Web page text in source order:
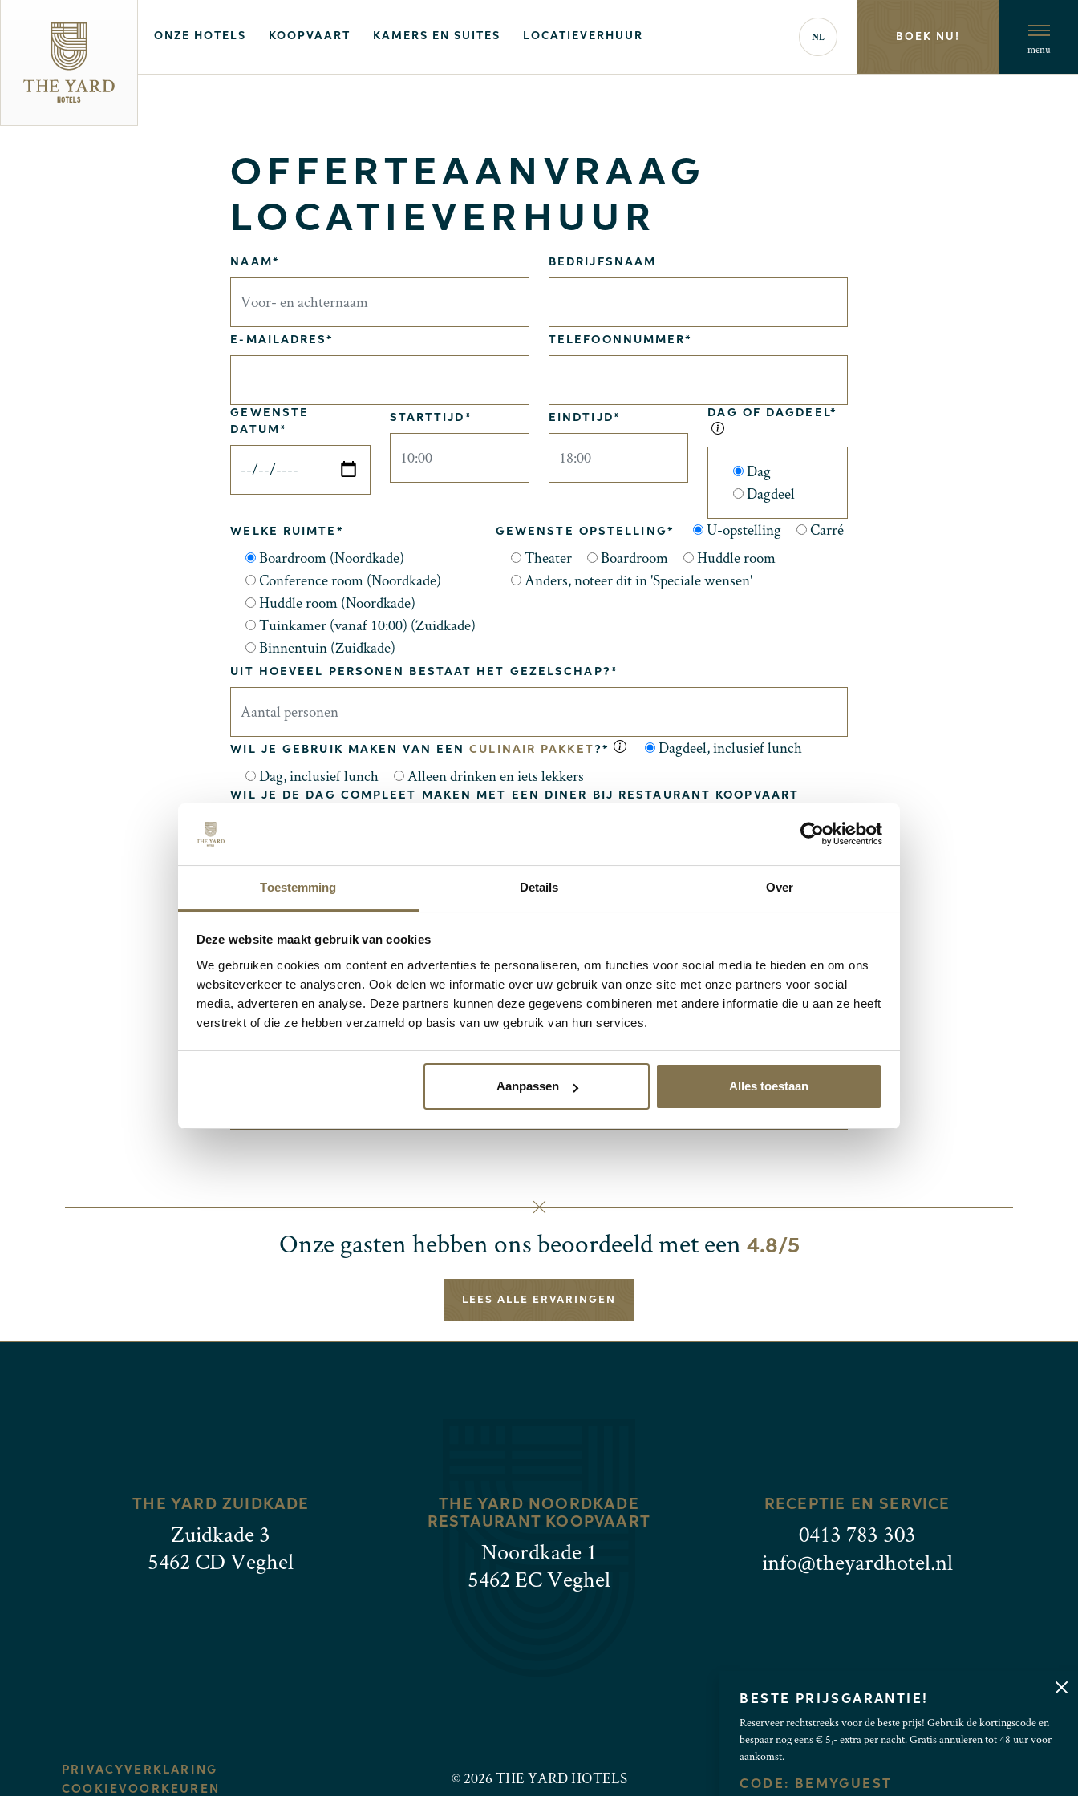
Toestemming Details Over
Deze website maakt gebruik van cookies
We gebruiken cookies om content en advertenties te personaliseren, om functies voor social media te bieden en om ons
websiteverkeer te analyseren. Ook delen we informatie over uw gebruik van onze site met onze partners voor social
media, adverteren en analyse. Deze partners kunnen deze gegevens combineren met andere informatie die u aan ze heeft
verstrekt of die ze hebben verzameld op basis van uw gebruik van hun services.
Aanpassen Alles toestaan
ONZE HOTELS KOOPVAART KAMERS EN SUITES LOCATIEVERHUUR NL BOEK NU!
menu
OFFERTEAANVRAAG
LOCATIEVERHUUR
NAAM* BEDRIJFSNAAM
E-MAILADRES* TELEFOONNUMMER*
GEWENSTE
DATUM*
STARTTIJD* EINDTIJD* DAG OF DAGDEEL*
Dag
Dagdeel
WELKE RUIMTE*
Boardroom (Noordkade)
Conference room (Noordkade)
Huddle room (Noordkade)
Tuinkamer (vanaf 10:00) (Zuidkade)
Binnentuin (Zuidkade)
GEWENSTE OPSTELLING* U-opstelling
Carré
Theater
Boardroom
Huddle room
Anders, noteer dit in 'Speciale wensen'
UIT HOEVEEL PERSONEN BESTAAT HET GEZELSCHAP?*
WIL JE GEBRUIK MAKEN VAN EENCULINAIR PAKKET?*
Dagdeel, inclusief lunch
Dag, inclusief lunch
Alleen drinken en iets lekkers
WIL JE DE DAG COMPLEET MAKEN MET EEN DINER BIJ RESTAURANT KOOPVAART
SPECIALE WENSEN
WAT IS 1 + 1?*
VERZENDEN
Onze gasten hebben ons beoordeeld met een 4.8/5
LEES ALLE ERVARINGEN
THE YARD ZUIDKADE
Zuidkade 3
5462 CD Veghel
THE YARD NOORDKADE
RESTAURANT KOOPVAART
Noordkade 1
5462 EC Veghel
RECEPTIE EN SERVICE
0413 783 303
info@theyardhotel.nl
PRIVACYVERKLARING
COOKIEVOORKEUREN
© 2026 THE YARD HOTELS FACEBOOK
BESTE PRIJSGARANTIE!
Reserveer rechtstreeks voor de beste prijs! Gebruik de kortingscode en
bespaar nog eens € 5,- extra per nacht. Gratis annuleren tot 48 uur voor
aankomst.
CODE: BEMYGUEST